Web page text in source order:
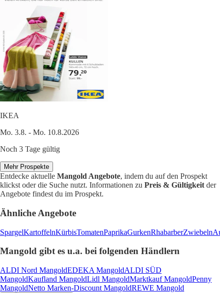
IKEA
Mo. 3.8. - Mo. 10.8.2026
Noch 3 Tage gültig
Mehr Prospekte
Entdecke aktuelle Mangold Angebote, indem du auf den Prospekt
klickst oder die Suche nutzt. Informationen zu Preis & Gültigkeit der
Angebote findest du im Prospekt.
Ähnliche Angebote
SpargelKartoffelnKürbisTomatenPaprikaGurkenRhabarberZwiebeln
Mangold gibt es u.a. bei folgenden Händlern
ALDI Nord MangoldEDEKA MangoldALDI SÜD
MangoldKaufland MangoldLidl MangoldMarktkauf MangoldPenny
MangoldNetto Marken-Discount MangoldREWE Mangold